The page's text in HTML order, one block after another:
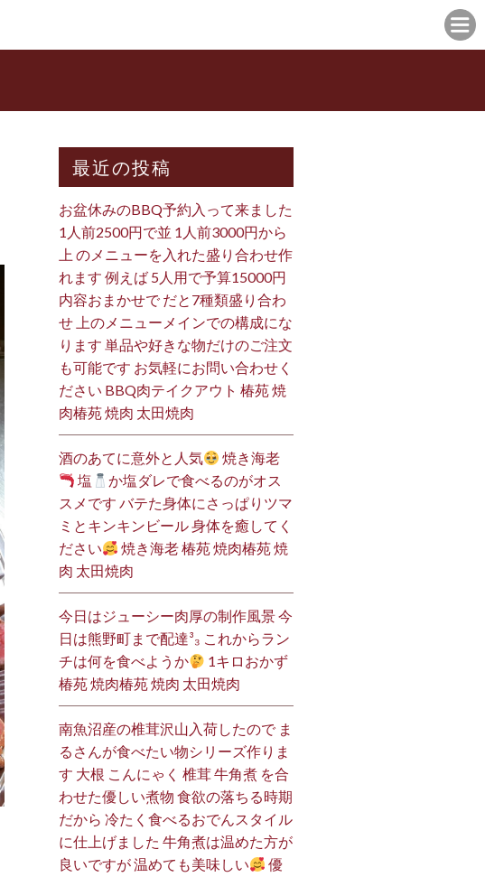
最近の投稿
お盆休みのBBQ予約入って来ました
1人前2500円で並 1人前3000円から
上 のメニューを入れた盛り合わせ作
れます 例えば 5人用で予算15000円
内容おまかせで だと7種類盛り合わ
せ 上のメニューメインでの構成にな
ります 単品や好きな物だけのご注文
も可能です お気軽にお問い合わせく
ださい BBQ肉テイクアウト 椿苑 焼
肉椿苑 焼肉 太田焼肉
酒のあてに意外と人気
焼き海老
塩
か塩ダレで食べるのがオス
スメです バテた身体にさっぱりツマ
ミとキンキンビール 身体を癒してく
ださい
焼き海老 椿苑 焼肉椿苑 焼
肉 太田焼肉
今日はジューシー肉厚の制作風景 今
日は熊野町まで配達³₃ これからラン
チは何を食べようか
1キロおかず
椿苑 焼肉椿苑 焼肉 太田焼肉
南魚沼産の椎茸沢山入荷したので ま
るさんが食べたい物シリーズ作りま
す 大根 こんにゃく 椎茸 牛角煮 を合
わせた優しい煮物 食欲の落ちる時期
だから 冷たく食べるおでんスタイル
に仕上げました 牛角煮は温めた方が
良いですが 温めても美味しい
優